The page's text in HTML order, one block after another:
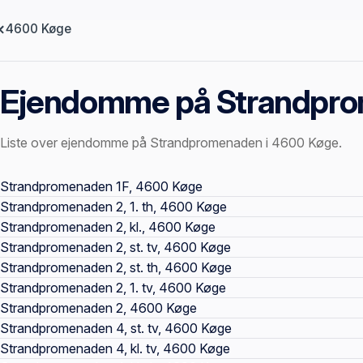
4600 Køge
Ejendomme på
Liste over ejendomme på Strandpromenaden i 4600 Køge.
Offentlige ejendomssider
Strandpromenaden 1F, 4600 Køge
Strandpromenaden 2, 1. th, 4600 Køge
Strandpromenaden 2, kl., 4600 Køge
Strandpromenaden 2, st. tv, 4600 Køge
Strandpromenaden 2, st. th, 4600 Køge
Strandpromenaden 2, 1. tv, 4600 Køge
Strandpromenaden 2, 4600 Køge
Strandpromenaden 4, st. tv, 4600 Køge
Strandpromenaden 4, kl. tv, 4600 Køge